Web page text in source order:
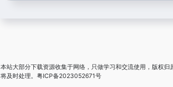
本站大部分下载资源收集于网络，只做学习和交流使用，版权
将及时处理。 粤ICP备2023052671号